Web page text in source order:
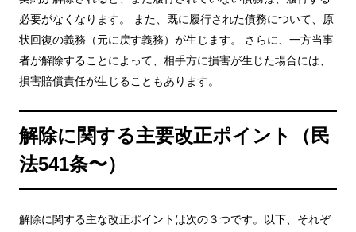
必要がなくなります。 また、既に履行された債務について、原
状回復の義務（元に戻す義務）が生じます。 さらに、一方当事
者が解除することによって、相手方に損害が生じた場合には、
損害賠償責任が生じることもあります。
解除に関する主要改正ポイント（民
法541条〜）
解除に関する主な改正ポイントは次の３つです。以下、それぞ